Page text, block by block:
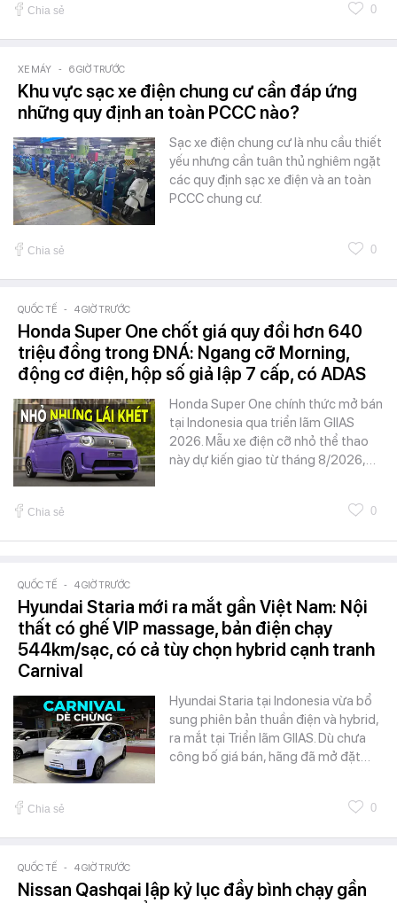
Chia sẻ 0
XE MÁY - 6 GIỜ TRƯỚC
Khu vực sạc xe điện chung cư cần đáp ứng
những quy định an toàn PCCC nào?
Sạc xe điện chung cư là nhu cầu thiết
yếu nhưng cần tuân thủ nghiêm ngặt
các quy định sạc xe điện và an toàn
PCCC chung cư.
Chia sẻ 0
QUỐC TẾ - 4 GIỜ TRƯỚC
Honda Super One chốt giá quy đổi hơn 640
triệu đồng trong ĐNÁ: Ngang cỡ Morning,
động cơ điện, hộp số giả lập 7 cấp, có ADAS
Honda Super One chính thức mở bán
tại Indonesia qua triển lãm GIIAS
2026. Mẫu xe điện cỡ nhỏ thể thao
này dự kiến giao từ tháng 8/2026,…
Chia sẻ 0
QUỐC TẾ - 4 GIỜ TRƯỚC
Hyundai Staria mới ra mắt gần Việt Nam: Nội
thất có ghế VIP massage, bản điện chạy
544km/sạc, có cả tùy chọn hybrid cạnh tranh
Carnival
Hyundai Staria tại Indonesia vừa bổ
sung phiên bản thuần điện và hybrid,
ra mắt tại Triển lãm GIIAS. Dù chưa
công bố giá bán, hãng đã mở đặt…
Chia sẻ 0
QUỐC TẾ - 4 GIỜ TRƯỚC
Nissan Qashqai lập kỷ lục đầy bình chạy gần